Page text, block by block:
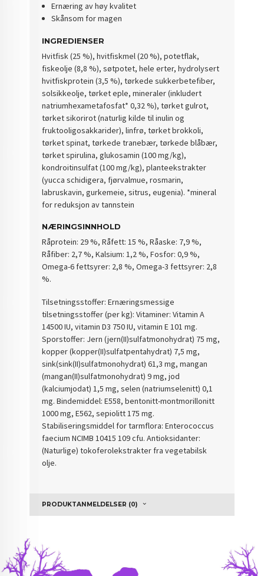
Ernæring av høy kvalitet
Skånsom for magen
INGREDIENSER
Hvitfisk (25 %), hvitfiskmel (20 %), potetflak,
fiskeolje (8,8 %), søtpotet, hele erter, hydrolysert
hvitfiskprotein (3,5 %), tørkede sukkerbetefiber,
solsikkeolje, tørket eple, mineraler (inkludert
natriumhexametafosfat* 0,32 %), tørket gulrot,
tørket sikorirot (naturlig kilde til inulin og
fruktooligosakkarider), linfrø, tørket brokkoli,
tørket spinat, tørkede tranebær, tørkede blåbær,
tørket spirulina, glukosamin (100 mg/kg),
kondroitinsulfat (100 mg/kg), planteekstrakter
(yucca schidigera, fjørvalmue, rosmarin,
labruskavin, gurkemeie, sitrus, eugenia). *mineral
for reduksjon av tannstein
NÆRINGSINNHOLD
Råprotein: 29 %, Råfett: 15 %, Råaske: 7,9 %,
Råfiber: 2,7 %, Kalsium: 1,2 %, Fosfor: 0,9 %,
Omega-6 fettsyrer: 2,8 %, Omega-3 fettsyrer: 2,8
%.
Tilsetningsstoffer: Ernæringsmessige
tilsetningsstoffer (per kg): Vitaminer: Vitamin A
14500 IU, vitamin D3 750 IU, vitamin E 101 mg.
Sporstoffer: Jern (jern(II)sulfatmonohydrat) 75 mg,
kopper (kopper(II)sulfatpentahydrat) 7,5 mg,
sink(sink(II)sulfatmonohydrat) 61,3 mg, mangan
(mangan(II)sulfatmonohydrat) 9 mg, jod
(kalciumjodat) 1,5 mg, selen (natriumselenitt) 0,1
mg. Bindemiddel: E558, bentonitt-montmorillonitt
1000 mg, E562, sepiolitt 175 mg.
Stabiliseringsmiddel for tarmflora: Enterococcus
faecium NCIMB 10415 109 cfu. Antioksidanter:
(Naturlige) tokoferolekstrakter fra vegetabilsk
olje.
PRODUKTANMELDELSER (0)